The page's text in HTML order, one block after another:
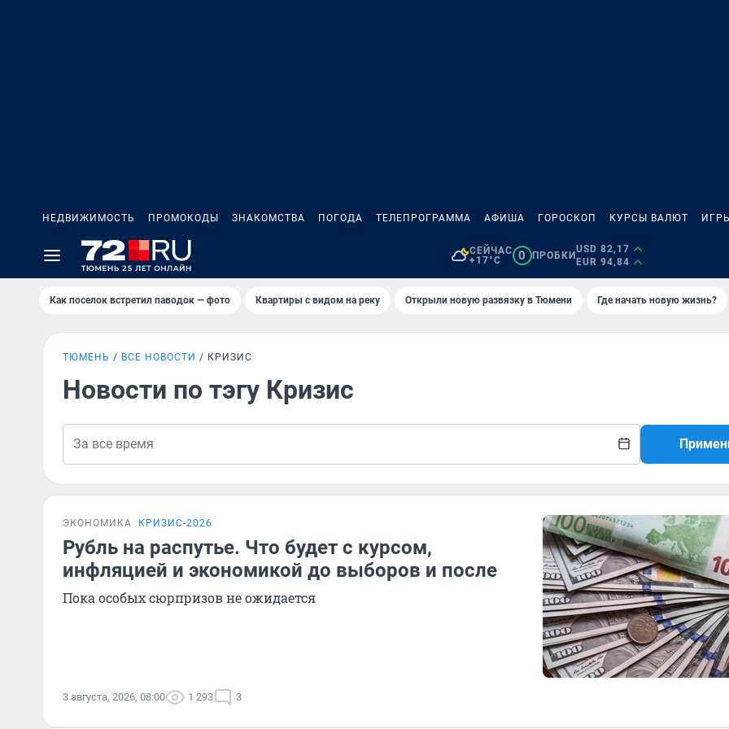
НЕДВИЖИМОСТЬ ПРОМОКОДЫ ЗНАКОМСТВА ПОГОДА ТЕЛЕПРОГРАММА АФИША ГОРОСКОП КУРСЫ ВАЛЮТ
СЕЙЧАС
+17°C
0 ПРОБКИ
USD 82,17
EUR 94,84
Как поселок встретил паводок — фото Квартиры с видом на реку Открыли новую развязку в Тюмени Где начать новую жизнь?
ТЮМЕНЬ ВСЕ НОВОСТИ КРИЗИС
Новости по тэгу Кризис
ЭКОНОМИКА КРИЗИС-2026
Рубль на распутье. Что будет с курсом,
инфляцией и экономикой до выборов и после
Пока особых сюрпризов не ожидается
3 августа, 2026, 08:00 1 293 3